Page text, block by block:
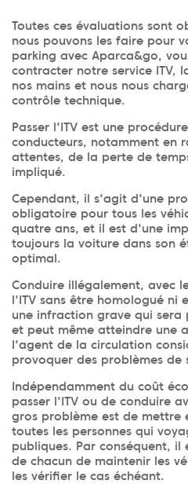
Toutes ces évaluations sont
nous pouvons les faire pour
parking avec Aparca&go,
contracter notre service ITV,
nos mains et nous nous
contrôle technique.
Passer l'ITV est une
conducteurs, notamment en
attentes, de la perte de
impliqué.
Cependant, il s'agit d'une
obligatoire pour tous les
quatre ans, et il est d'une
toujours la voiture dans son
optimal.
Conduire illégalement, avec
l'ITV sans être homologué ni
une infraction grave qui sera
et peut même atteindre une
l'agent de la circulation
provoquer des problèmes de
Indépendamment du coût
passer l'ITV ou de conduire
gros problème est de mettre
toutes les personnes qui
publiques. Par conséquent,
de chacun de maintenir les
les vérifier le cas échéant.